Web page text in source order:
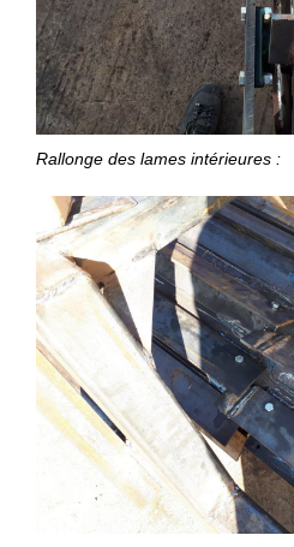
Rallonge des lames intérieures :